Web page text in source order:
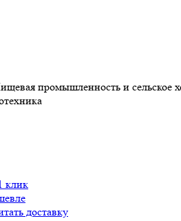
промышленность и сельское
клик
доставку